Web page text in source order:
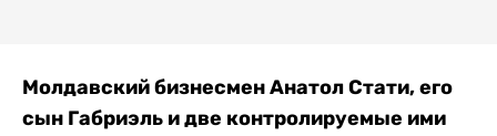
Молдавский бизнесмен Анатол Стати, его
сын Габриэль и две контролируемые ими